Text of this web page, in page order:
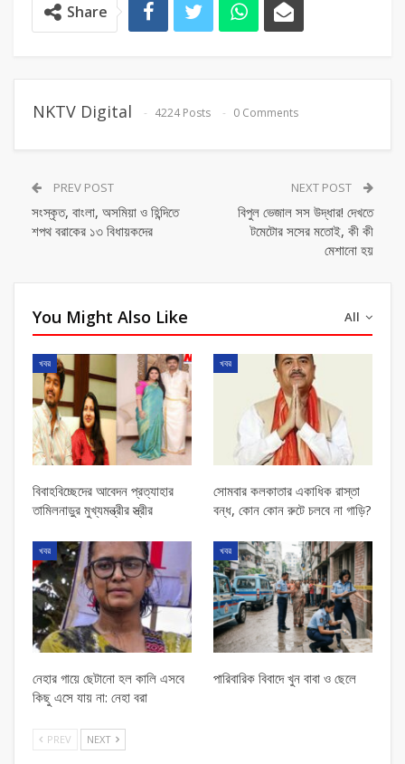
Share
NKTV Digital 4224 Posts 0 Comments
PREV POST
সংস্কৃত, বাংলা, অসমিয়া ও হিন্দিতে
শপথ বরাকের ১৩ বিধায়কদের
NEXT POST
বিপুল ভেজাল সস উদ্ধার! দেখতে
টমেটোর সসের মতোই, কী কী
মেশানো হয়
All
You Might Also Like
খবর
বিবাহবিচ্ছেদের আবেদন প্রত্যাহার
তামিলনাড়ুর মুখ্যমন্ত্রীর স্ত্রীর
খবর
সোমবার কলকাতার একাধিক রাস্তা
বন্ধ, কোন কোন রুটে চলবে না গাড়ি?
খবর
নেহার গায়ে ছেটানো হল কালি এসবে
কিছু এসে যায় না: নেহা বরা
খবর
পারিবারিক বিবাদে খুন বাবা ও ছেলে
PREV NEXT